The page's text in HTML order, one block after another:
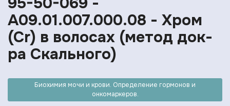
A09.01.007.000.08 - Хром
(Cr) в волосах (метод док-
ра Скального)
Биохимия мочи и крови. Определение гормонов и
онкомаркеров.